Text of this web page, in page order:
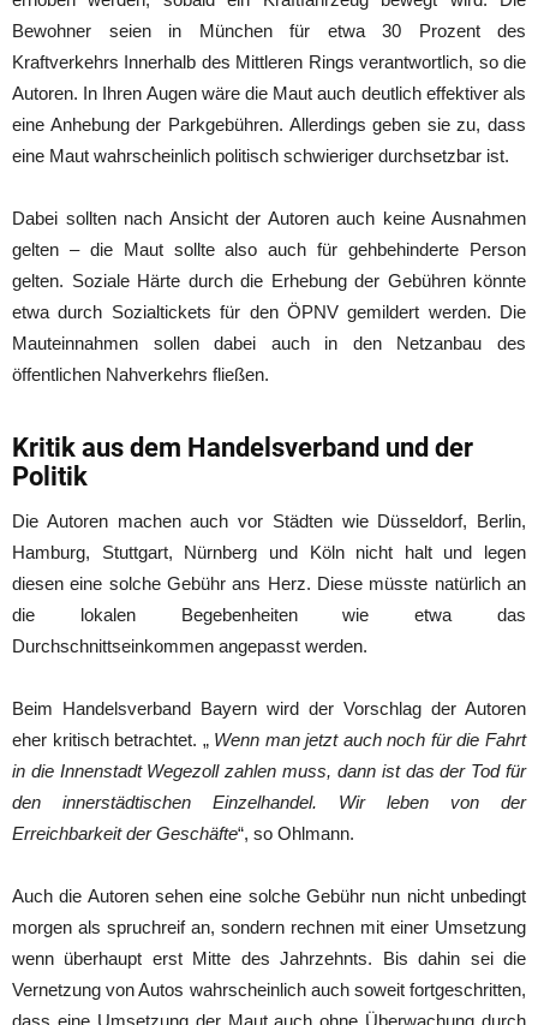
Bewohner seien in München für etwa 30 Prozent des
Kraftverkehrs Innerhalb des Mittleren Rings verantwortlich, so die
Autoren. In Ihren Augen wäre die Maut auch deutlich effektiver als
eine Anhebung der Parkgebühren. Allerdings geben sie zu, dass
eine Maut wahrscheinlich politisch schwieriger durchsetzbar ist.
Dabei sollten nach Ansicht der Autoren auch keine Ausnahmen
gelten – die Maut sollte also auch für gehbehinderte Person
gelten. Soziale Härte durch die Erhebung der Gebühren könnte
etwa durch Sozialtickets für den ÖPNV gemildert werden. Die
Mauteinnahmen sollen dabei auch in den Netzanbau des
öffentlichen Nahverkehrs fließen.
Kritik aus dem Handelsverband und der
Politik
Die Autoren machen auch vor Städten wie Düsseldorf, Berlin,
Hamburg, Stuttgart, Nürnberg und Köln nicht halt und legen
diesen eine solche Gebühr ans Herz. Diese müsste natürlich an
die lokalen Begebenheiten wie etwa das
Durchschnittseinkommen angepasst werden.
Beim Handelsverband Bayern wird der Vorschlag der Autoren
eher kritisch betrachtet. „Wenn man jetzt auch noch für die Fahrt
in die Innenstadt Wegezoll zahlen muss, dann ist das der Tod für
den innerstädtischen Einzelhandel. Wir leben von der
Erreichbarkeit der Geschäfte“, so Ohlmann.
Auch die Autoren sehen eine solche Gebühr nun nicht unbedingt
morgen als spruchreif an, sondern rechnen mit einer Umsetzung
wenn überhaupt erst Mitte des Jahrzehnts. Bis dahin sei die
Vernetzung von Autos wahrscheinlich auch soweit fortgeschritten,
dass eine Umsetzung der Maut auch ohne Überwachung durch